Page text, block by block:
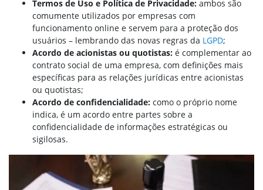
Termos de Uso e Política de Privacidade: ambos são
comumente utilizados por empresas com
funcionamento online e servem para a proteção dos
usuários – lembrando das novas regras da LGPD;
Acordo de acionistas ou quotistas: é complementar ao
contrato social de uma empresa, com definições mais
específicas para as relações jurídicas entre acionistas
ou quotistas;
Acordo de confidencialidade: como o próprio nome
indica, é um acordo entre partes sobre a
confidencialidade de informações estratégicas ou
sigilosas.